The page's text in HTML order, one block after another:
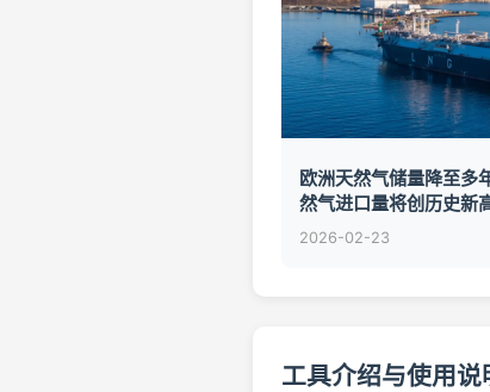
欧洲天然气储量降至多
然气进口量将创历史新
2026-02-23
工具介绍与使用说